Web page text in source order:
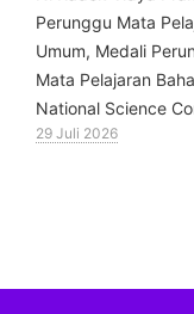
Perunggu Mata
Umum, Medali
Mata Pelajaran
National Science
29 Juli 2026